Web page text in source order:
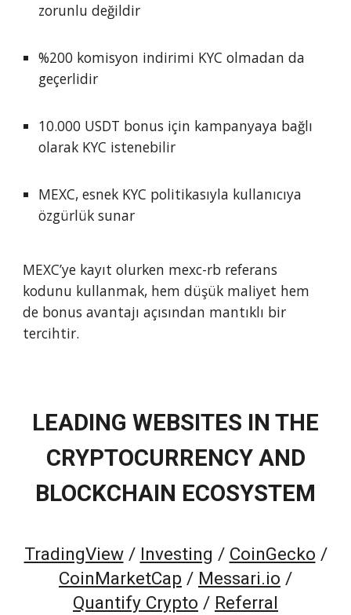
zorunlu değildir
%200 komisyon indirimi KYC olmadan da
geçerlidir
10.000 USDT bonus için kampanyaya bağlı
olarak KYC istenebilir
MEXC, esnek KYC politikasıyla kullanıcıya
özgürlük sunar
MEXC’ye kayıt olurken mexc-rb referans
kodunu kullanmak, hem düşük maliyet hem
de bonus avantajı açısından mantıklı bir
tercihtir.
LEADING WEBSITES IN THE
CRYPTOCURRENCY AND
BLOCKCHAIN ECOSYSTEM
TradingView/ Investing / CoinGecko /
CoinMarketCap / Messari.io /
Quantify Crypto / Referral